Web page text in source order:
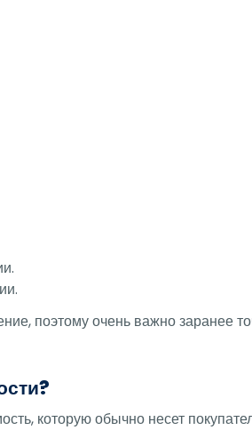
поэтому очень важно заранее
которую обычно несет